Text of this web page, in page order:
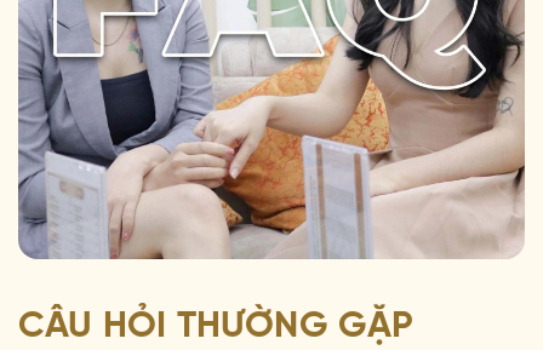
CÂU HỎI THƯỜNG GẶP